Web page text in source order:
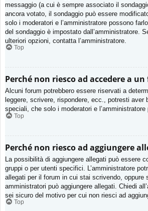
messaggio (a cui è sempre associato il
ancora votato, il sondaggio può essere
solo i moderatori e l’amministratore possono
del sondaggio è impostato dall’amministratore.
ulteriori opzioni, contatta l’amministratore.
Top
Perché non riesco ad accedere a
Alcuni forum potrebbero essere riservati a
leggere, scrivere, rispondere, ecc., potresti aver
speciali, che solo i moderatori e
Top
Perché non riesco ad aggiungere
La possibilità di aggiungere allegati può essere
gruppi o per utenti specifici. L’amministratore
allegati per il forum in cui stai scrivendo, oppure
amministratori può aggiungere allegati. Chiedi
sei sicuro del motivo per cui non riesci ad
Top